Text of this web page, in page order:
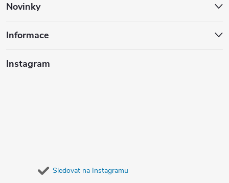
Novinky
Informace
Instagram
Sledovat na Instagramu